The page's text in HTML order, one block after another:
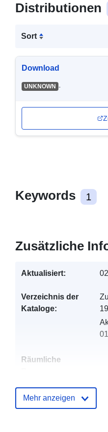
Distributionen
Sort
Download
UNKNOWN -
Keywords 1
Zusätzliche
Aktualisiert:
Verzeichnis der
Kataloge:
Räumliche
Identifikatoren:
Mehr anzeigen